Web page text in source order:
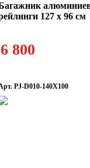
127 х 96 см
6 800
PJ-D010-140X100